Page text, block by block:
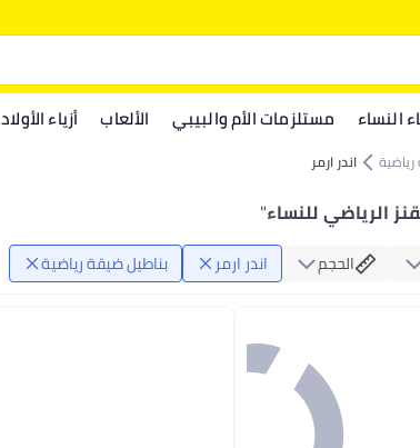
النساء مستلزمات الأم والبيبي الألعاب أزياء الأولاد
اندر ارمر
الرياضي للنساء"
الحجم اندر ارمر بناطيل ضيقة رياضية